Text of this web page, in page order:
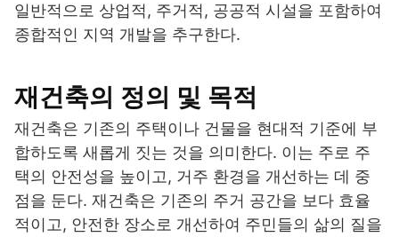
일반적으로 상업적, 주거적, 공공적 시설을 포함하여
종합적인 지역 개발을 추구한다.
재건축의 정의 및 목적
재건축은 기존의 주택이나 건물을 현대적 기준에 부
합하도록 새롭게 짓는 것을 의미한다. 이는 주로 주
택의 안전성을 높이고, 거주 환경을 개선하는 데 중
점을 둔다. 재건축은 기존의 주거 공간을 보다 효율
적이고, 안전한 장소로 개선하여 주민들의 삶의 질을